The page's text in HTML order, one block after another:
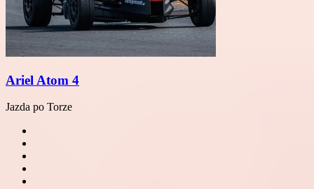
Ariel Atom 4
Jazda po Torze